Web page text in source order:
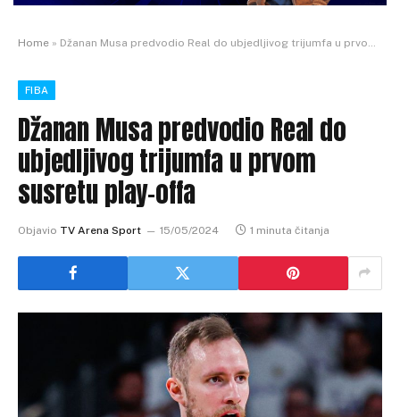
Home » Džanan Musa predvodio Real do ubjedljivog trijumfa u prvom susretu play-offa
FIBA
Džanan Musa predvodio Real do
ubjedljivog trijumfa u prvom
susretu play-offa
Objavio TV Arena Sport 15/05/2024 1 minuta čitanja